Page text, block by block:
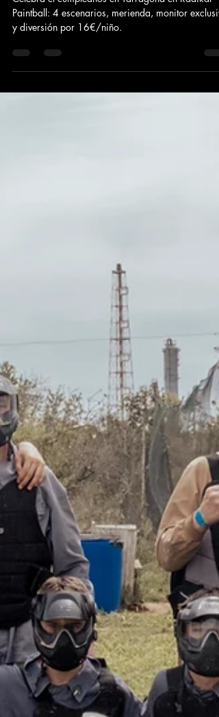
Cumpleaños en tarragona
Celebra el cumpleaños en Tarragona en Radikal
Paintball: 4 escenarios, merienda, monitor